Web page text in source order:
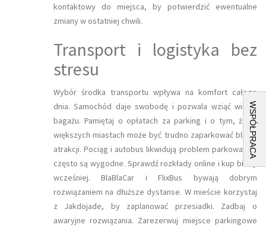
kontaktowy do miejsca, by potwierdzić ewentualne
zmiany w ostatniej chwili.
Transport i logistyka bez
stresu
Wybór środka transportu wpływa na komfort całego
dnia. Samochód daje swobodę i pozwala wziąć więcej
bagażu. Pamiętaj o opłatach za parking i o tym, że w
większych miastach może być trudno zaparkować blisko
atrakcji. Pociąg i autobus likwidują problem parkowania i
często są wygodne. Sprawdź rozkłady online i kup bilety
wcześniej. BlaBlaCar i FlixBus bywają dobrym
rozwiązaniem na dłuższe dystanse. W mieście korzystaj
z Jakdojade, by zaplanować przesiadki. Zadbaj o
awaryjne rozwiązania. Zarezerwuj miejsce parkingowe
WSPÓŁPRACA